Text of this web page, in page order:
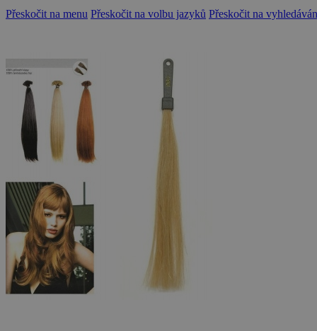
Přeskočit na menu Přeskočit na volbu jazyků Přeskočit na